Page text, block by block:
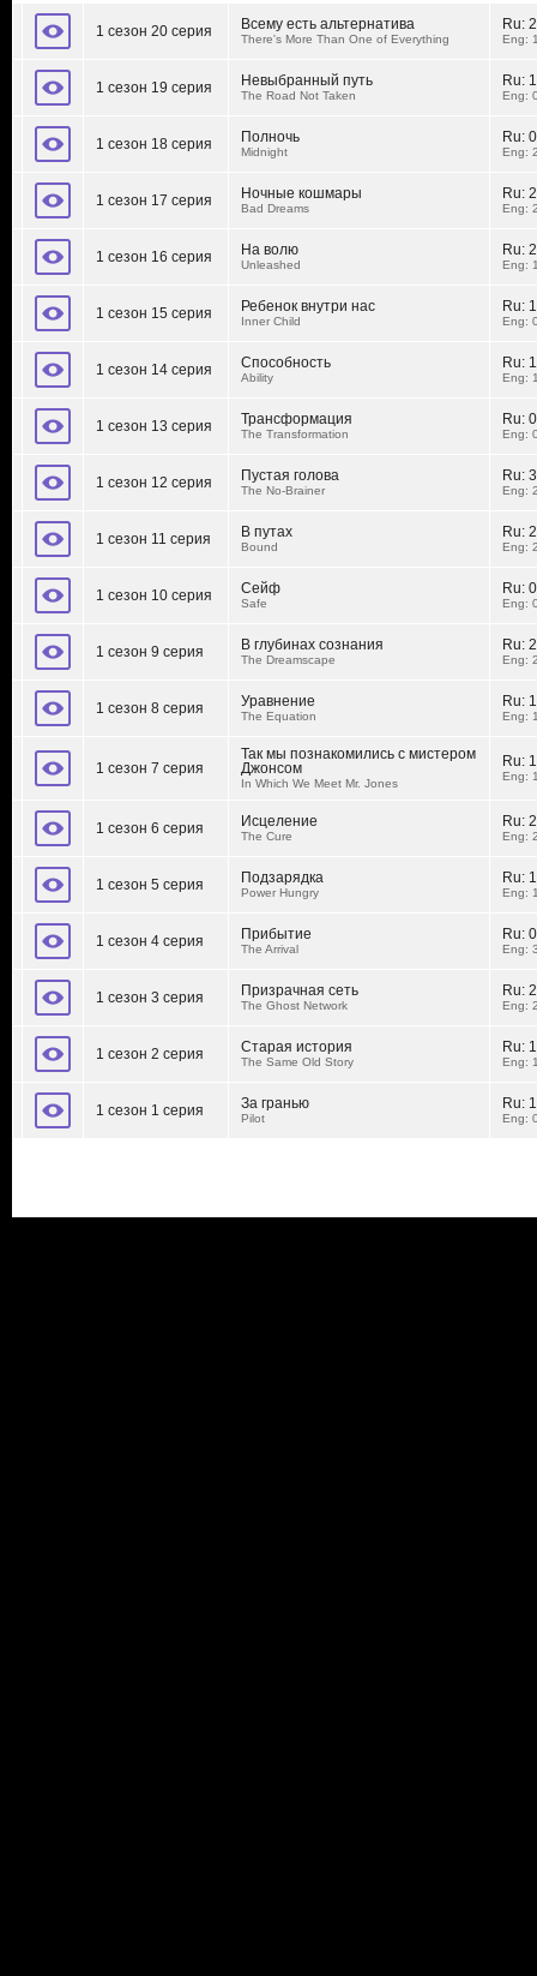
1 сезон 20 серия Всему есть альтернатива
There's More Than One of Everything
Ru:
Eng:
1 сезон 19 серия Невыбранный путь
The Road Not Taken
Ru:
Eng:
1 сезон 18 серия Полночь
Midnight
Ru:
Eng:
1 сезон 17 серия Ночные кошмары
Bad Dreams
Ru:
Eng:
1 сезон 16 серия На волю
Unleashed
Ru:
Eng:
1 сезон 15 серия Ребенок внутри нас
Inner Child
Ru:
Eng:
1 сезон 14 серия Способность
Ability
Ru:
Eng:
1 сезон 13 серия Трансформация
The Transformation
Ru:
Eng:
1 сезон 12 серия Пустая голова
The No-Brainer
Ru:
Eng:
1 сезон 11 серия В путах
Bound
Ru:
Eng:
1 сезон 10 серия Сейф
Safe
Ru:
Eng:
1 сезон 9 серия В глубинах сознания
The Dreamscape
Ru:
Eng:
1 сезон 8 серия Уравнение
The Equation
Ru:
Eng:
1 сезон 7 серия
Так мы познакомились с мистером
Джонсом
In Which We Meet Mr. Jones
Ru:
Eng:
1 сезон 6 серия Исцеление
The Cure
Ru:
Eng:
1 сезон 5 серия Подзарядка
Power Hungry
Ru:
Eng:
1 сезон 4 серия Прибытие
The Arrival
Ru:
Eng:
1 сезон 3 серия Призрачная сеть
The Ghost Network
Ru:
Eng:
1 сезон 2 серия Старая история
The Same Old Story
Ru:
Eng:
1 сезон 1 серия За гранью
Pilot
Ru:
Eng: